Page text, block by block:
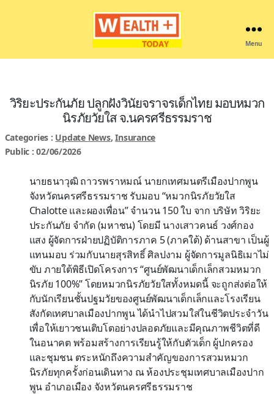
Menu
วิริยะประกันภัย ปลูกฝังวินัยจราจรเด็กไทย มอบหมวก
นิรภัยวัยใส จ.นครศรีธรรมราช
Categories : Update News,Insurance
Public : 02/06/2026
นายธนาวุฒิ ถาวรพราหมณ์ นายกเทศมนตรีเมืองปากพูน
จังหวัดนครศรีธรรมราช รับมอบ “หมวกนิรภัยวัยใส
Chalotte และผองเพื่อน” จำนวน 150 ใบ จาก บริษัท วิริยะ
ประกันภัย จำกัด (มหาชน) โดยมี นางเสาวคนธ์ วงศ์กอง
แสง ผู้จัดการฝ่ายปฏิบัติการภาค 5 (ภาคใต้) ด้านสาขา เป็นผู้
แทนมอบ ร่วมกับนายสุรสิทธิ์ ศิลปงาม ผู้จัดการมูลนิธิเมาไม่
ขับ ภายใต้พิธีเปิดโครงการ “ศูนย์พัฒนาเด็กเล็กสวมหมวก
นิรภัย 100%” โดยหมวกนิรภัยวัยใสทั้งหมดนี้ จะถูกส่งต่อให้
กับนักเรียนชั้นปฐมวัยของศูนย์พัฒนาเด็กเล็กและโรงเรียน
สังกัดเทศบาลเมืองปากพูน ได้นำไปสวมใส่ในชีวิตประจำวัน
เพื่อให้เยาวชนเติบโตอย่างปลอดภัยและมีคุณภาพชีวิตที่ดี
ในอนาคต พร้อมสร้างการเรียนรู้ให้กับตัวเด็ก ผู้ปกครอง
และชุมชน ตระหนักถึงความสำคัญของการสวมหมวก
นิรภัยทุกครั้งก่อนเดินทาง ณ ห้องประชุมเทศบาลเมืองปาก
พูน อำเภอเมือง จังหวัดนครศรีธรรมราช